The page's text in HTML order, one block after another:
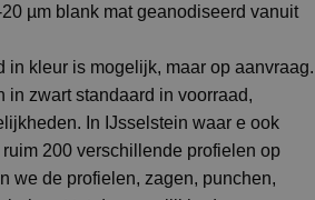
µm blank mat geanodiseerd vanuit
in kleur is mogelijk, maar op aanvraag.
in zwart standaard in voorraad,
In IJsselstein waar e ook
200 verschillende profielen op
we de profielen, zagen, punchen,